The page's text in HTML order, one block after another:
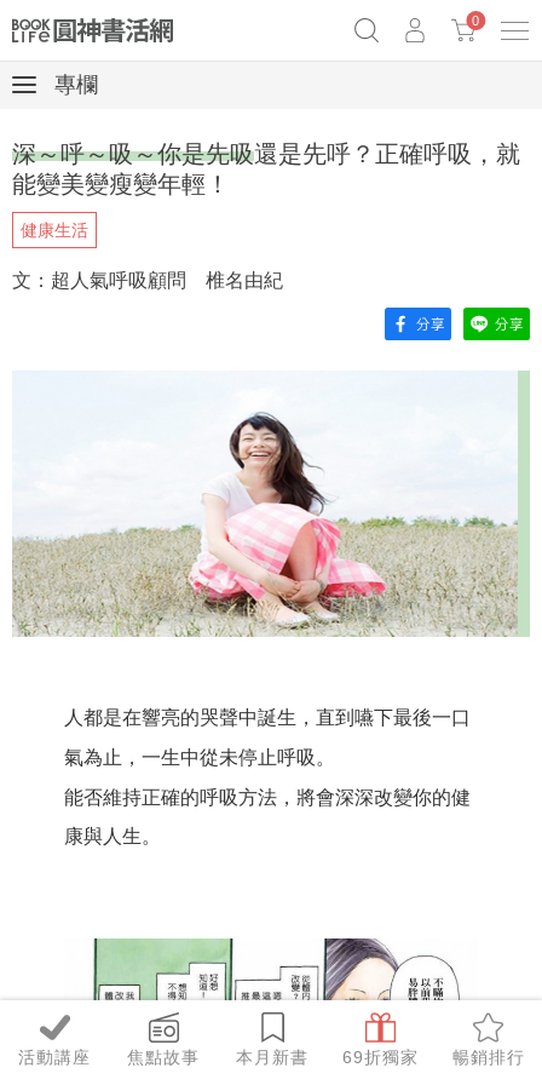
Netflix話題章魚小說！
0
活動講座 焦點故事 本月新書 69折獨家 暢銷排行
專欄
深～呼～吸～你是先吸還是先呼？正確呼吸，就
能變美變瘦變年輕！
健康生活
文：超人氣呼吸顧問 椎名由紀
人都是在響亮的哭聲中誕生，直到嚥下最後一口
氣為止， 一生中從未停止呼吸。
能否維持正確的呼吸方法，將會深深改變你的健
康與人生。